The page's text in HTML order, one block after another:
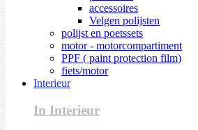
accessoires
Velgen polijsten
polijst en poetssets
motor - motorcompartiment
PPF ( paint protection film)
fiets/motor
Interieur
In Interieur